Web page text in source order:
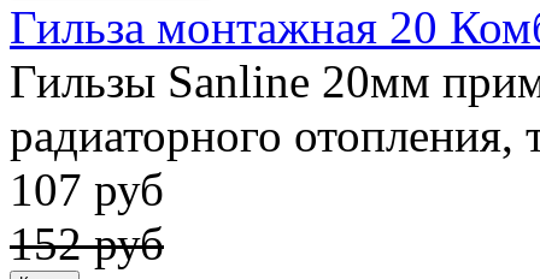
Гильза монтажная 20
Гильзы Sanline 20мм
радиаторного отопления,
107 руб
152 руб